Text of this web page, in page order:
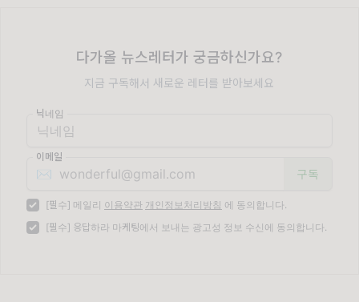
다가올 뉴스레터가 궁금하신가요?
지금 구독해서 새로운 레터를 받아보세요
닉네임
이메일
✉️
[필수] 메일리 이용약관 개인정보처리방침 에 동의합니다.
[필수] 응답하라 마케팅에서 보내는 광고성 정보 수신에 동의합니다.